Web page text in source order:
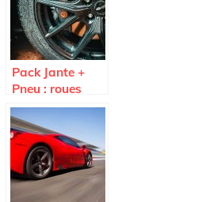
Pack Jante +
Pneu : roues
completes pas
cheres sur
Avatacar.com